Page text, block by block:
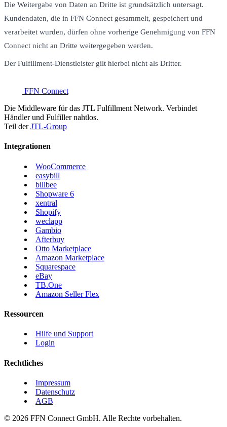
Die Weitergabe von Daten an Dritte ist grundsätzlich untersagt.
Kundendaten, die in FFN Connect gesammelt, gespeichert und
verarbeitet wurden, dürfen ohne vorherige Genehmigung von FFN
Connect nicht an Dritte weitergegeben werden.
Der Fulfillment-Dienstleister gilt hierbei nicht als Dritter.
FFN Connect
Die Middleware für das JTL Fulfillment Network. Verbindet
Händler und Fulfiller nahtlos.
Teil derJTL-Group
Integrationen
WooCommerce
easybill
billbee
Shopware 6
xentral
Shopify
weclapp
Gambio
Afterbuy
Otto Marketplace
Amazon Marketplace
Squarespace
eBay
TB.One
Amazon Seller Flex
Ressourcen
Hilfe und Support
Login
Rechtliches
Impressum
Datenschutz
AGB
© 2026 FFN Connect GmbH. Alle Rechte vorbehalten.